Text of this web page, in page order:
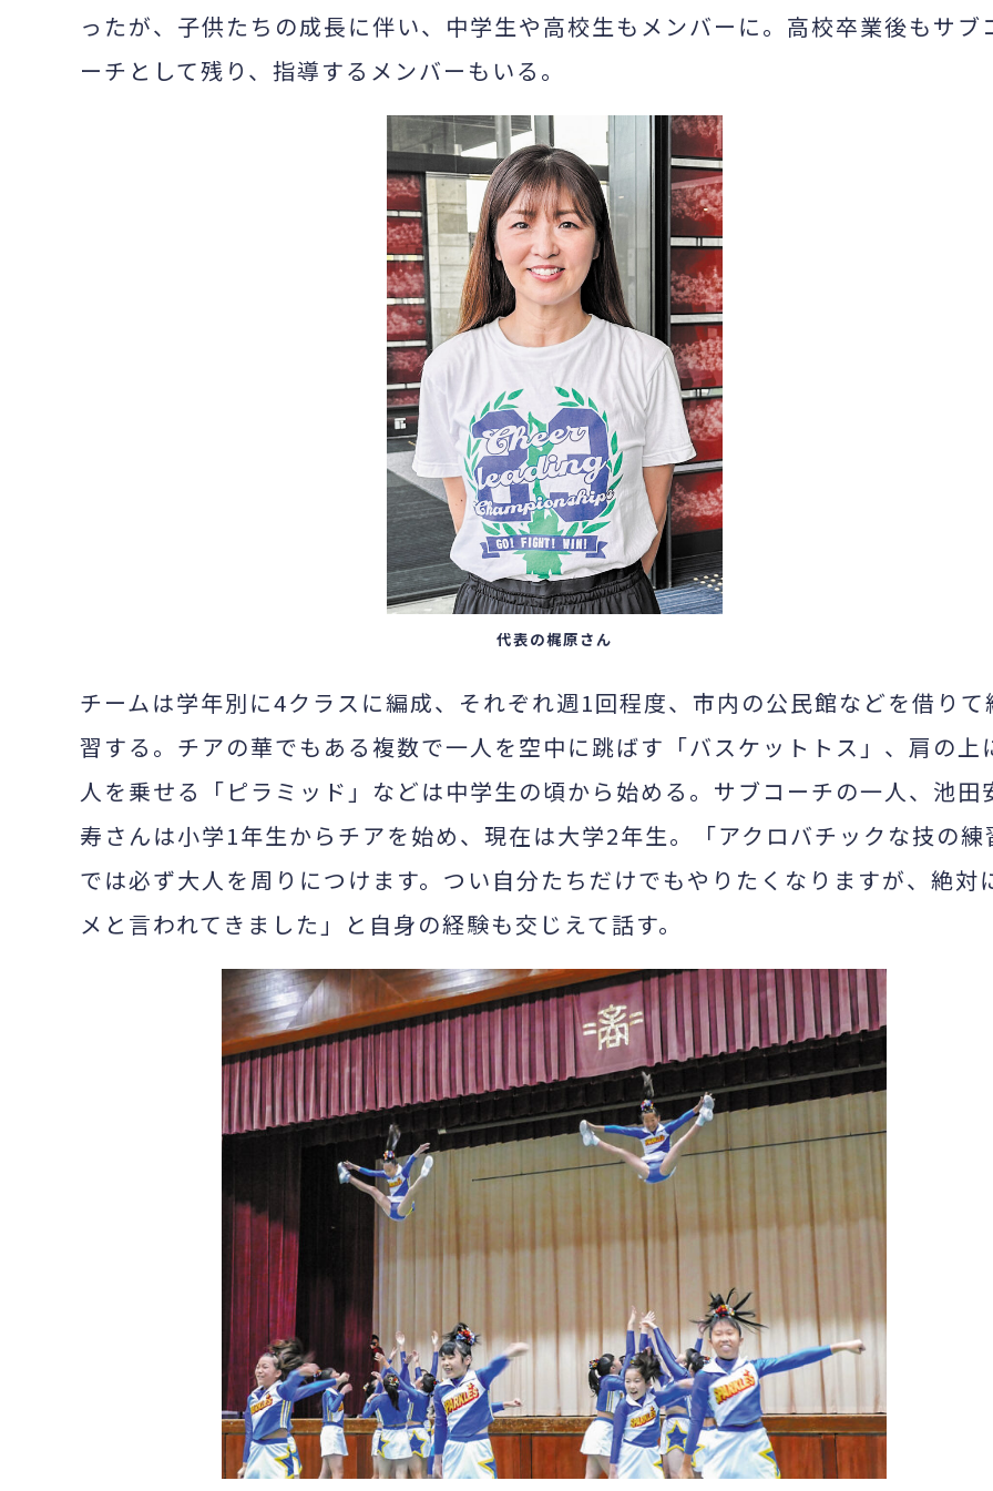
ったが、子供たちの成長に伴い、中学生や高校生もメンバーに。高校卒業後もサブ
ーチとして残り、指導するメンバーもいる。
代表の梶原さん
チームは学年別に4クラスに編成、それぞれ週1回程度、市内の公民館などを借りて
習する。チアの華でもある複数で一人を空中に跳ばす「バスケットトス」、肩の上
人を乗せる「ピラミッド」などは中学生の頃から始める。サブコーチの一人、池田
寿さんは小学1年生からチアを始め、現在は大学2年生。「アクロバチックな技の練
では必ず大人を周りにつけます。つい自分たちだけでもやりたくなりますが、絶対
メと言われてきました」と自身の経験も交じえて話す。